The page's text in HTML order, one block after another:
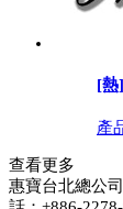
[熱]
產
查看更多
惠寶台北總公